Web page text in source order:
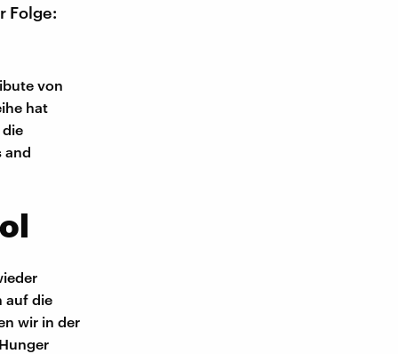
Folge:
von
hat
and
auf die
wir in der